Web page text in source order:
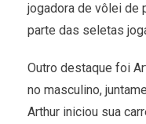
jogadora de vôlei de
parte das seletas
Outro destaque foi
no masculino,
Arthur iniciou sua